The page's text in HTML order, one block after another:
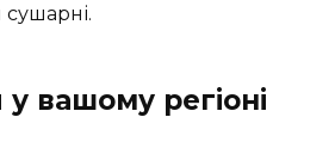
сушарні.
вашому регіоні